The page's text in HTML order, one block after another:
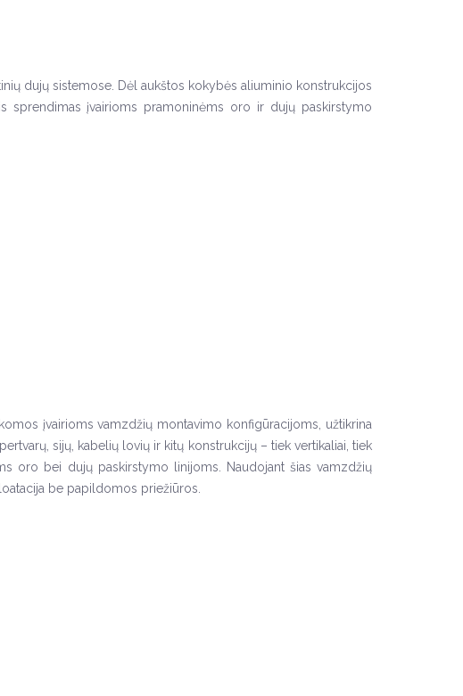
dujų sistemose. Dėl aukštos kokybės aliuminio konstrukcijos
sprendimas įvairioms pramoninėms oro ir dujų paskirstymo
įvairioms vamzdžių montavimo konfigūracijoms, užtikrina
sijų, kabelių lovių ir kitų konstrukcijų – tiek vertikaliai, tiek
oro bei dujų paskirstymo linijoms. Naudojant šias vamzdžių
be papildomos priežiūros.